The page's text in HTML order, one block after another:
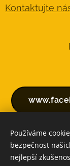
Kontaktujte
Používáme
bezpečnost
nejlepší